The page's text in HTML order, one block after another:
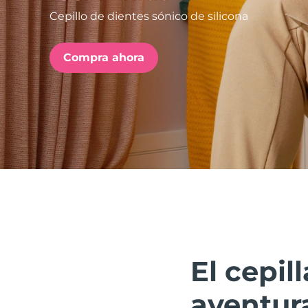
Cepillo de dientes sónico de silicona
Compra ahora
El
issa™ Teeth Whitening Set
FAQ™ Dual LED Panel
POPULAR